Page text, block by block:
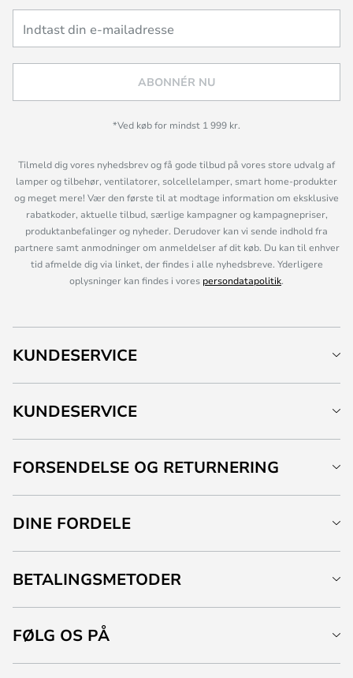
ABONNÉR NU
*Ved køb for mindst 1 999 kr.
Tilmeld dig vores nyhedsbrev og få gode tilbud på vores store udvalg af
lamper og tilbehør, ventilatorer, solcellelamper, smart home-produkter
og meget mere! Vær den første til at modtage information om eksklusive
rabatkoder, aktuelle tilbud, særlige kampagner og kampagnepriser,
produktanbefalinger og nyheder. Derudover kan vi sende indhold fra
partnere samt anmodninger om anmeldelser af dit køb. Du kan til enhver
tid afmelde dig via linket, der findes i alle nyhedsbreve. Yderligere
oplysninger kan findes i vores persondatapolitik.
KUNDESERVICE
KUNDESERVICE
FORSENDELSE OG RETURNERING
DINE FORDELE
BETALINGSMETODER
FØLG OS PÅ